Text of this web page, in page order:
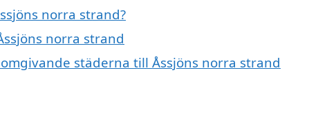
norra strand?
norra strand
städerna till Åssjöns norra strand